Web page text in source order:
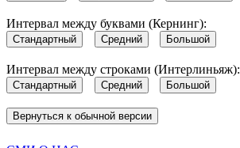
Интервал между буквами (Кернинг):
Стандартный Средний Большой
Интервал между строками (Интерлиньяж):
Стандартный Средний Большой
Вернуться к обычной версии